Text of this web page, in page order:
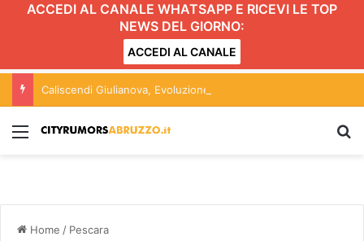
ACCEDI AL CANALE WHATSAPP E RICEVI LE TOP
NEWS DEL GIORNO:
ACCEDI AL CANALE
Menu
Home / Pescara